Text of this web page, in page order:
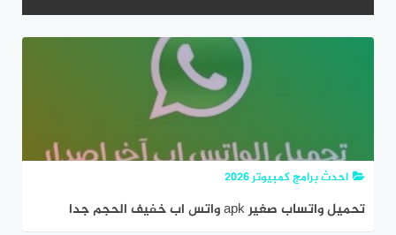
احدث برامج كمبيوتر 2026
تحميل واتساب صغير apk واتس اب خفيف الحجم جدا